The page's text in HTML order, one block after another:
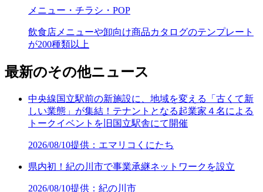
メニュー・チラシ・POP
飲食店メニューや卸向け商品カタログのテンプレート
が200種類以上
最新のその他ニュース
中央線国立駅前の新施設に、地域を変える「古くて新
しい業態」が集結！テナントとなる起業家４名による
トークイベントを旧国立駅舎にて開催
2026/08/10提供：エマリコくにたち
県内初！紀の川市で事業承継ネットワークを設立
2026/08/10提供：紀の川市